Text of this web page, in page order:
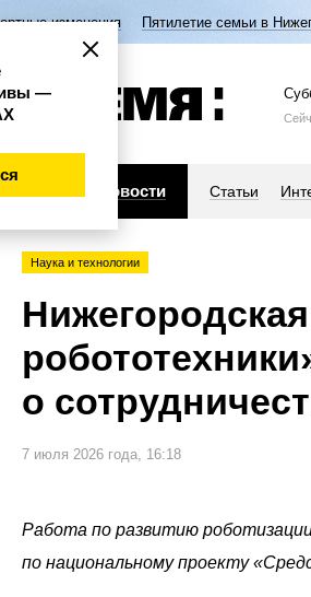
изменения Пятилетие семьи в
Новости Статьи
Наука и технологии
о
7 июля 2026 года, 16:18
Работа по развитию
по национальному проекту
—